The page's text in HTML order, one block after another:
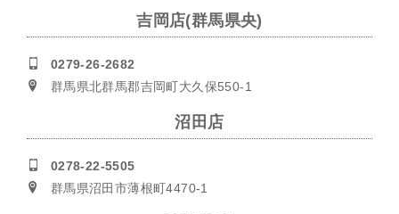
吉岡店(群馬県央)
0279-26-2682
群馬県北群馬郡吉岡町大久保550-1
沼田店
0278-22-5505
群馬県沼田市薄根町4470-1